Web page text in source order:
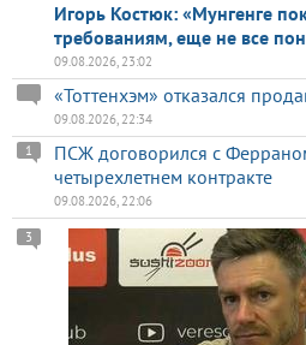
Игорь Костюк: «Мунгенге
требованиям, еще не все
09.08.2026, 23:02
«Тоттенхэм» отказался
09.08.2026, 22:34
ПСЖ договорился с
четырехлетнем контракте
1
09.08.2026, 22:06
3